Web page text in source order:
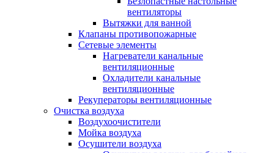
вентиляторы
Вытяжки для ванной
Клапаны противопожарные
Сетевые элементы
Нагреватели канальные
вентиляционные
Охладители канальные
вентиляционные
Рекуператоры вентиляционные
Очистка воздуха
Воздухоочистители
Мойка воздуха
Осушители воздуха